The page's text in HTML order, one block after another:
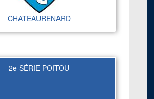
CHATEAURENARD
2e SÉRIE POITOU